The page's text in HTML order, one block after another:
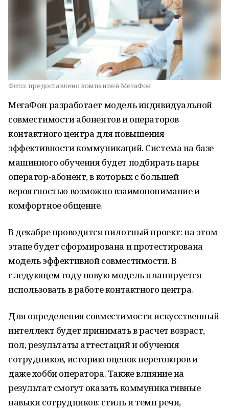
Фото: предоставлено компанией МегаФон
МегаФон разработает модель индивидуальной
совместимости абонентов и операторов
контактного центра для повышения
эффективности коммуникаций. Система на базе
машинного обучения будет подбирать пары
оператор-абонент, в которых с большей
вероятностью возможно взаимопонимание и
комфортное общение.
В декабре проводится пилотный проект: на этом
этапе будет сформирована и протестирована
модель эффективной совместимости. В
следующем году новую модель планируется
использовать в работе контактного центра.
Для определения совместимости искусственный
интеллект будет принимать в расчет возраст,
пол, результаты аттестаций и обучения
сотрудников, историю оценок переговоров и
даже хобби оператора. Также влияние на
результат смогут оказать коммуникативные
навыки сотрудников: стиль и темп речи,